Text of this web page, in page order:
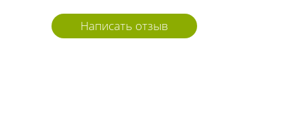
Написать отзыв